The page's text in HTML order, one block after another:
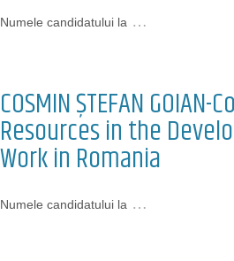
Numele candidatului la …
COSMIN ŞTEFAN
Resources in the
Work in Romania
Numele candidatului la …